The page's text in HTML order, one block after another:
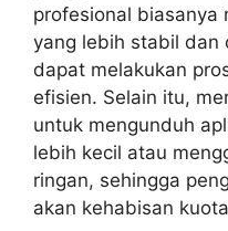
profesional biasanya
yang lebih stabil dan
dapat melakukan
efisien. Selain itu,
untuk mengunduh
lebih kecil atau
ringan, sehingga
akan kehabisan